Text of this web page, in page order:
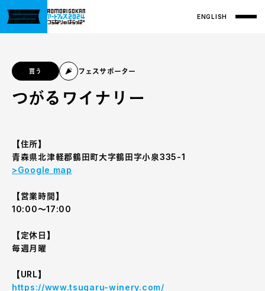
ENGLISH
買う フェスサポーター
つがるワイナリー
【住所】
青森県北津軽郡鶴田町大字鶴田字小泉335-1
>Google map
【営業時間】
10:00～17:00
【定休日】
毎週月曜
【URL】
https://www.tsugaru-winery.com/